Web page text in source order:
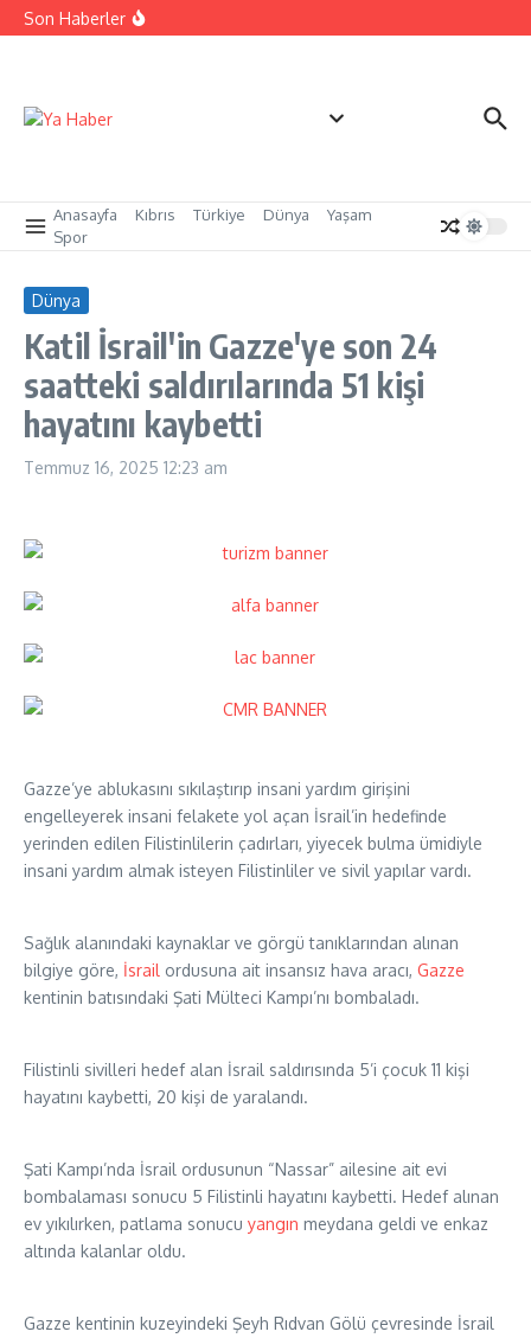
İçeriğe atla
Son Haberler
Anasayfa Kıbrıs Türkiye Dünya
Yaşam
Spor
Dünya
Katil İsrail'in Gazze'ye son 24
saatteki saldırılarında 51 kişi
hayatını kaybetti
Temmuz 16, 2025 12:23 am
Gazze’ye ablukasını sıkılaştırıp insani yardım girişini
engelleyerek insani felakete yol açan İsrail’in hedefinde
yerinden edilen Filistinlilerin çadırları, yiyecek bulma ümidiyle
insani yardım almak isteyen Filistinliler ve sivil yapılar vardı.
Sağlık alanındaki kaynaklar ve görgü tanıklarından alınan
bilgiye göre, İsrail ordusuna ait insansız hava aracı, Gazze
kentinin batısındaki Şati Mülteci Kampı’nı bombaladı.
Filistinli sivilleri hedef alan İsrail saldırısında 5’i çocuk 11 kişi
hayatını kaybetti, 20 kişi de yaralandı.
Şati Kampı’nda İsrail ordusunun “Nassar” ailesine ait evi
bombalaması sonucu 5 Filistinli hayatını kaybetti. Hedef alınan
ev yıkılırken, patlama sonucu yangın meydana geldi ve enkaz
altında kalanlar oldu.
Gazze kentinin kuzeyindeki Şeyh Rıdvan Gölü çevresinde İsrail